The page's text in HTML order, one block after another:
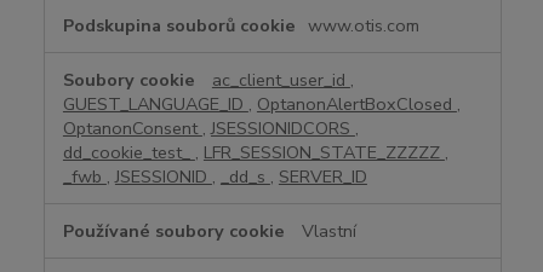
www.otis.com
ac_client_user_id ,
GUEST_LANGUAGE_ID , OptanonAlertBoxClosed ,
OptanonConsent ,JSESSIONIDCORS ,
dd_cookie_test_ , LFR_SESSION_STATE_ZZZZZ ,
_fwb ,JSESSIONID , _dd_s , SERVER_ID
Vlastní